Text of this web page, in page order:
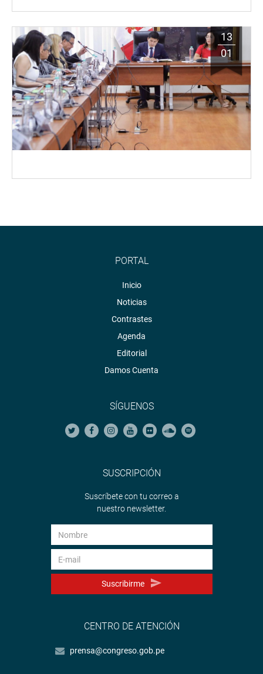
13
01
PORTAL
Inicio
Noticias
Contrastes
Agenda
Editorial
Damos Cuenta
SÍGUENOS
SUSCRIPCIÓN
Suscríbete con tu correo a
nuestro newsletter.
Suscribirme
CENTRO DE ATENCIÓN
prensa@congreso.gob.pe